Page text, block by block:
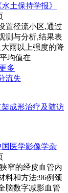
水土保持学报》
置径流小区,通过
测与分析,结果表
雨以上强度的降
均值在
多
流失
成形治疗及随访
国医学影像学杂
窄的经皮血管内
料和方法:96例颈
脑数字减影血管